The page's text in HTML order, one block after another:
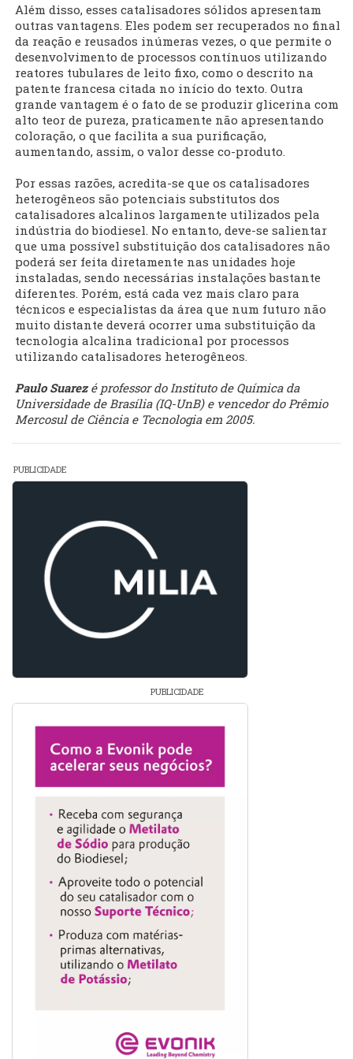
Além disso, esses catalisadores sólidos apresentam
outras vantagens. Eles podem ser recuperados no final
da reação e reusados inúmeras vezes, o que permite o
desenvolvimento de processos contínuos utilizando
reatores tubulares de leito fixo, como o descrito na
patente francesa citada no início do texto. Outra
grande vantagem é o fato de se produzir glicerina com
alto teor de pureza, praticamente não apresentando
coloração, o que facilita a sua purificação,
aumentando, assim, o valor desse co-produto.
Por essas razões, acredita-se que os catalisadores
heterogêneos são potenciais substitutos dos
catalisadores alcalinos largamente utilizados pela
indústria do biodiesel. No entanto, deve-se salientar
que uma possível substituição dos catalisadores não
poderá ser feita diretamente nas unidades hoje
instaladas, sendo necessárias instalações bastante
diferentes. Porém, está cada vez mais claro para
técnicos e especialistas da área que num futuro não
muito distante deverá ocorrer uma substituição da
tecnologia alcalina tradicional por processos
utilizando catalisadores heterogêneos.
Paulo Suarezé professor do Instituto de Química da
Universidade de Brasília (IQ-UnB) e vencedor do Prêmio
Mercosul de Ciência e Tecnologia em 2005.
PUBLICIDADE
PUBLICIDADE